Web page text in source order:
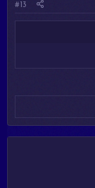
#13